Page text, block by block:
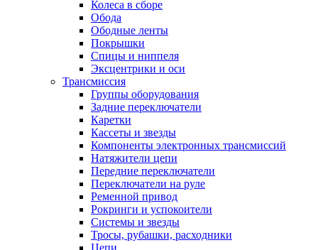
Колеса в сборе
Обода
Ободные ленты
Покрышки
Спицы и ниппеля
Эксцентрики и оси
Трансмиссия
Группы оборудования
Задние переключатели
Каретки
Кассеты и звезды
Компоненты электронных трансмиссий
Натяжители цепи
Передние переключатели
Переключатели на руле
Ременной привод
Рокринги и успокоители
Системы и звезды
Тросы, рубашки, расходники
Цепи